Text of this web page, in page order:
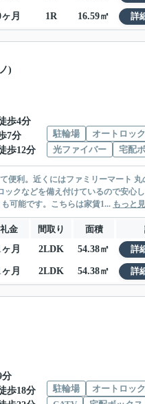
月 1R 16.59㎡ 詳
)
歩4分
7分
歩12分
駐輪場 オートロック
光ファイバー
宅配
利。近くにはファミリーマート 丸
クなどを備え付けているので安心
可能です。こちらは家賃1... もっと
礼金 間取り 面積
ヶ月 2LDK 54.38㎡ 詳
ヶ月 2LDK 54.38㎡ 詳
分
歩18分
駐輪場 オートロック